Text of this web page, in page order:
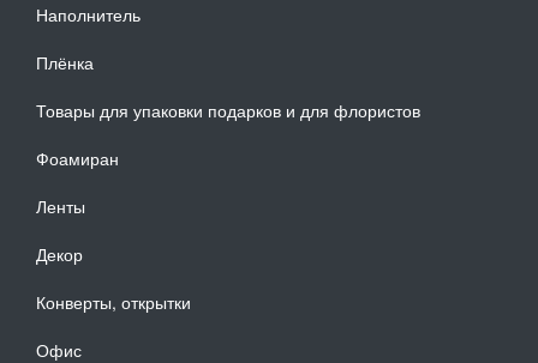
Наполнитель
Плёнка
Товары для упаковки подарков и для флористов
Фоамиран
Ленты
Декор
Конверты, открытки
Офис